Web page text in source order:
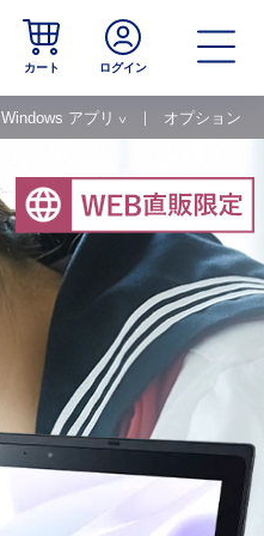
カート ログイン
Windows アプリ ∨ オプション